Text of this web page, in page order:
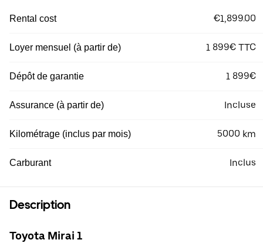
Rental cost €1,899.00
Loyer mensuel (à partir de) 1 899€ TTC
Dépôt de garantie 1 899€
Assurance (à partir de) Incluse
Kilométrage (inclus par mois) 5000 km
Carburant Inclus
Description
Toyota Mirai 1